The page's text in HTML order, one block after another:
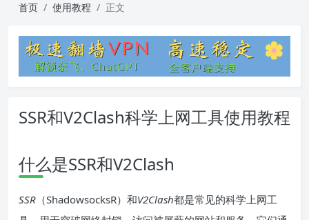
首页 使用教程 正文
SSR和V2Clash科学上网工具使用教程
什么是SSR和V2Clash
SSR （ShadowsocksR）和V2Clash都是常见的科学上网工